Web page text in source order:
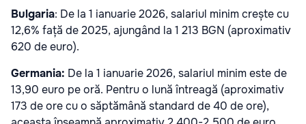
Bulgaria: De la 1 ianuarie 2026, salariul minim crește cu
12,6% față de 2025, ajungând la 1 213 BGN (aproximativ
620 de euro).
Germania: De la 1 ianuarie 2026, salariul minim este de
13,90 euro pe oră. Pentru o lună întreagă (aproximativ
173 de ore cu o săptămână standard de 40 de ore),